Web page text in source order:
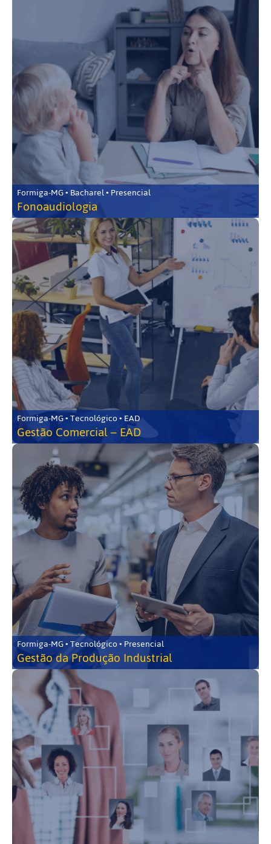
Formiga-MG • Bacharel • Presencial
Fonoaudiologia
Formiga-MG • Tecnológico • EAD
Gestão Comercial – EAD
Formiga-MG • Tecnológico • Presencial
Gestão da Produção Industrial